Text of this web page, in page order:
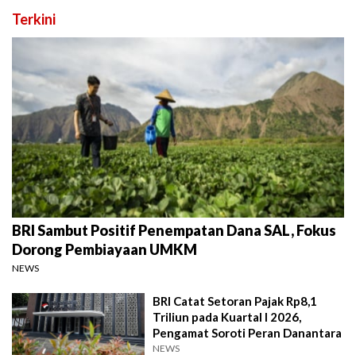
Terkini
BRI Sambut Positif Penempatan Dana SAL, Fokus
Dorong Pembiayaan UMKM
NEWS
BRI Catat Setoran Pajak Rp8,1
Triliun pada Kuartal I 2026,
Pengamat Soroti Peran Danantara
NEWS